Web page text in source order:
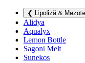
❮ Lipoliză &
Alidya
Aqualyx
Lemon Bottle
Sagoni Melt
Sunekos